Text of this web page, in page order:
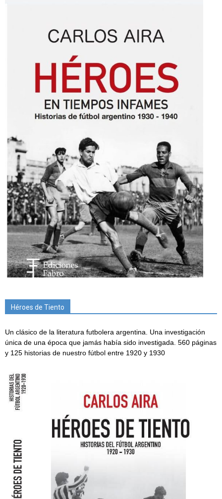
Héroes de Tiento
Un clásico de la literatura futbolera argentina. Una investigación
única de una época que jamás había sido investigada. 560 páginas
y 125 historias de nuestro fútbol entre 1920 y 1930